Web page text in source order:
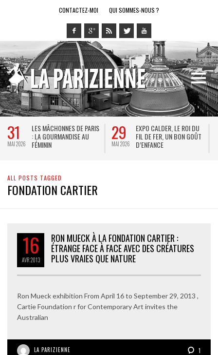
CONTACTEZ-MOI QUI SOMMES-NOUS ?
31
MAI 2026
LES MÂCHONNES DE PARIS
: LA GOURMANDISE AU
FÉMININ
29
MAI 2026
EXPO CALDER, LE ROI DU
FIL DE FER, UN BON GOÛT
D’ENFANCE
ALL POSTS TAGGED
FONDATION CARTIER
16
AVR2013
RON MUECK À LA FONDATION CARTIER :
ÉTRANGE FACE À FACE AVEC DES CRÉATURES
PLUS VRAIES QUE NATURE
Ron Mueck exhibition From April 16 to September 29, 2013 ,
Cartie Foundation r for Contemporary Art invites the
Australian
LA PARIZIENNE 1